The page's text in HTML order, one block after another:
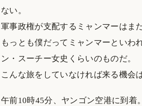
ない。
軍事政権が支配するミャンマーはま
もっとも僕だってミャンマーといわ
ン・スーチー女史くらいのものだ。
こんな旅をしていなければ来る機会
午前10時45分、ヤンゴン空港に到着。